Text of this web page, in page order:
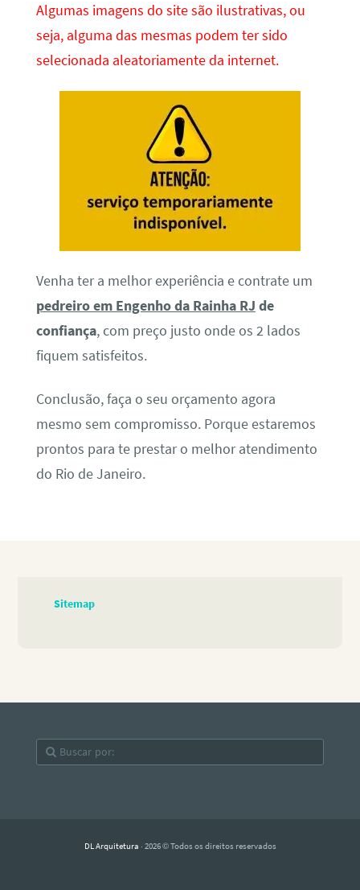
Algumas imagens do site são ilustrativas, ou
seja, alguma das mesmas podem ter sido
selecionada aleatoriamente da internet.
Venha ter a melhor experiência e contrate um
pedreiro em Engenho da Rainha RJ de
confiança, com preço justo onde os 2 lados
fiquem satisfeitos.
Conclusão, faça o seu orçamento agora
mesmo sem compromisso. Porque estaremos
prontos para te prestar o melhor atendimento
do Rio de Janeiro.
Sitemap
DL Arquitetura · 2026 © Todos os direitos reservados